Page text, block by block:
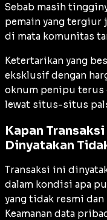
Sebab masih
pemain yang tergiur
di mata komunitas
Ketertarikan yang
eksklusif dengan
oknum penipu terus
lewat situs-situs
Kapan
Dinyatakan
Transaksi ini
dalam kondisi apa
yang tidak resmi
Keamanan data